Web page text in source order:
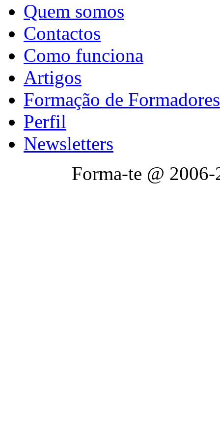
Quem somos
Contactos
Como funciona
Artigos
Formação de Formadores
Perfil
Newsletters
Forma-te @